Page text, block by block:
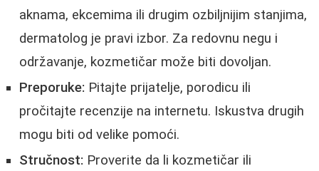
aknama, ekcemima ili drugim ozbiljnijim stanjima,
dermatolog je pravi izbor. Za redovnu negu i
održavanje, kozmetičar može biti dovoljan.
Preporuke: Pitajte prijatelje, porodicu ili
pročitajte recenzije na internetu. Iskustva drugih
mogu biti od velike pomoći.
Stručnost: Proverite da li kozmetičar ili